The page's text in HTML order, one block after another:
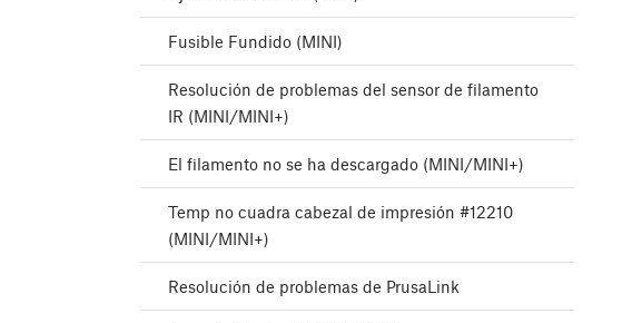
Fusible Fundido (MINI)
Resolución de problemas del sensor de filamento
IR (MINI/MINI+)
El filamento no se ha descargado (MINI/MINI+)
Temp no cuadra cabezal de impresión #12210
(MINI/MINI+)
Resolución de problemas de PrusaLink